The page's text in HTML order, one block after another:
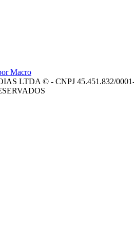
Macro
LTDA © - CNPJ 45.451.832/